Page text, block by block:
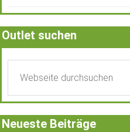
Outlet suchen
Neueste Beiträge